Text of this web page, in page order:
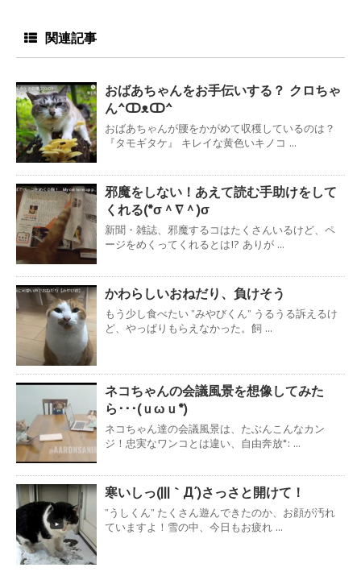
関連記事
おばあちゃんをお手伝いする？ クロちゃ
ん^ↀᴥↀ^
おばあちゃんが腰をかがめて収穫しているのは？
『タモギタケ』 キレイな黄色いキノコ ...
邪魔をしない！あえて読む手助けをして
くれる(*σ＾∇＾)σ
新聞・雑誌、邪魔するコはたくさんいるけど、ペ
ージをめくってくれるとは!? ありが ...
かわらしいおねだり、負けそう
もう少し食べたい ”みやびくん” うるうる訴えるけ
ど、やっぱりもらえなかった。飼 ...
ネコちゃんの会議風景を想像してみた
ら･･･(ｕωｕ*)
ネコちゃん達の会議風景は、たぶんこんなカン
ジ！忠実なワンコとは違い、自由奔放*: ...
寒いしっ(|||｀Д´)さっさと開けて！
”うしくん” たくさん遊んできたのか、お顔が汚れ
ていますよ！雪の中、今日もお疲れ ...